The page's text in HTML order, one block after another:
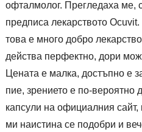
офталмолог. Прегледаха ме,
предписа лекарството
това е много добро
действа перфектно, дори
Цената е малка, достъпно е
пие, зрението е по-вероятно
капсули на официалния
ми наистина се подобри и